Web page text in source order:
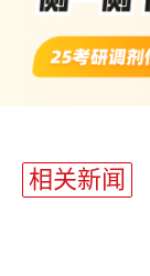
相关新闻